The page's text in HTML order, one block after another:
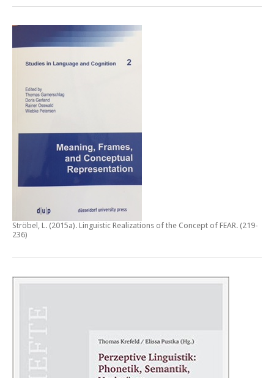
Ströbel, L. (2015a). Linguistic Realizations of the Concept of FEAR. (219-
236)